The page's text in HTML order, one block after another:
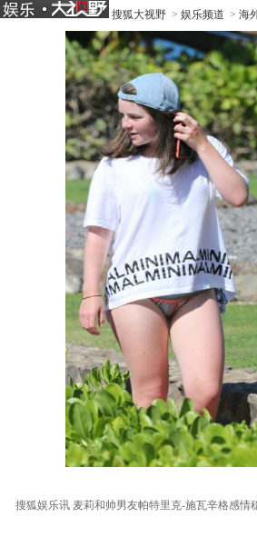
搜狐大视野 > 娱乐频道 > 海
搜狐娱乐讯 麦莉和帅男友帕特里克-施瓦辛格感